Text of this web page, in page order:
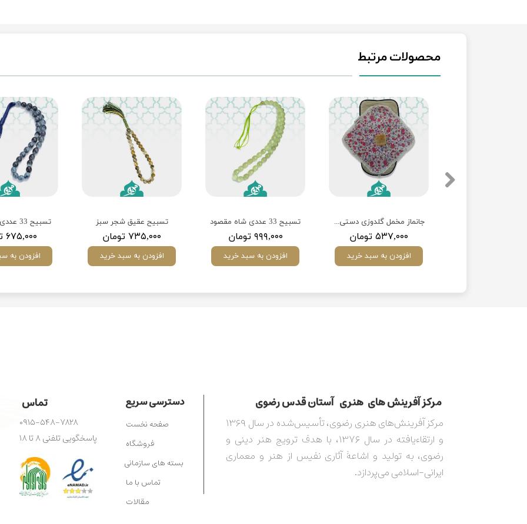
محصولات مرتبط
تسبیح 33 عددی عقیق آبی
۶۷۵,۰۰۰ تومان
افزودن به
تسبیح عقیق شجر سبز
۷۳۵,۰۰۰ تومان
افزودن به سبد خرید
تسبیح 33 عددی شاه مقصود
۹۹۹,۰۰۰ تومان
افزودن به سبد خرید
جانماز مخمل گلدوزی دستی با مهر سنگ متبرک
۵۳۷,۰۰۰ تومان
افزودن به سبد خرید
مركز آفرينش های هنری آستان قدس رضوی​​​​​​​​​​​​​​
مرکز آفرینش‌های هنری رضوی، تأسیس‌شده در سال ۱۳۶۹
و ارتقاءیافته در سال ۱۳۷۶، با هدف ترویج هنر دینی و
رضوی، به تولید و اشاعۀ آثاری نفیس از هنر و معماری
ایرانی-اسلامی می‌پردازد.
دسترسی سریع
صفحه نخست
فروشگاه
بسته های سازمانی
تماس با ما
مقالات
تماس
۰۹۱۵-۵۴۸-۷۸۲۸
پاسخگویی تلفنی ۸ تا ۱۸